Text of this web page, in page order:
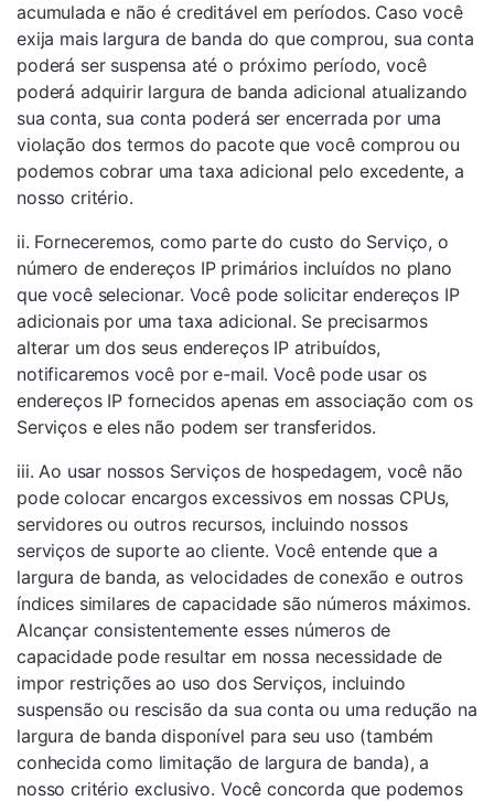
acumulada e não é creditável em períodos. Caso você
exija mais largura de banda do que comprou, sua conta
poderá ser suspensa até o próximo período, você
poderá adquirir largura de banda adicional atualizando
sua conta, sua conta poderá ser encerrada por uma
violação dos termos do pacote que você comprou ou
podemos cobrar uma taxa adicional pelo excedente, a
nosso critério.
ii. Forneceremos, como parte do custo do Serviço, o
número de endereços IP primários incluídos no plano
que você selecionar. Você pode solicitar endereços IP
adicionais por uma taxa adicional. Se precisarmos
alterar um dos seus endereços IP atribuídos,
notificaremos você por e-mail. Você pode usar os
endereços IP fornecidos apenas em associação com os
Serviços e eles não podem ser transferidos.
iii. Ao usar nossos Serviços de hospedagem, você não
pode colocar encargos excessivos em nossas CPUs,
servidores ou outros recursos, incluindo nossos
serviços de suporte ao cliente. Você entende que a
largura de banda, as velocidades de conexão e outros
índices similares de capacidade são números máximos.
Alcançar consistentemente esses números de
capacidade pode resultar em nossa necessidade de
impor restrições ao uso dos Serviços, incluindo
suspensão ou rescisão da sua conta ou uma redução na
largura de banda disponível para seu uso (também
conhecida como limitação de largura de banda), a
nosso critério exclusivo. Você concorda que podemos